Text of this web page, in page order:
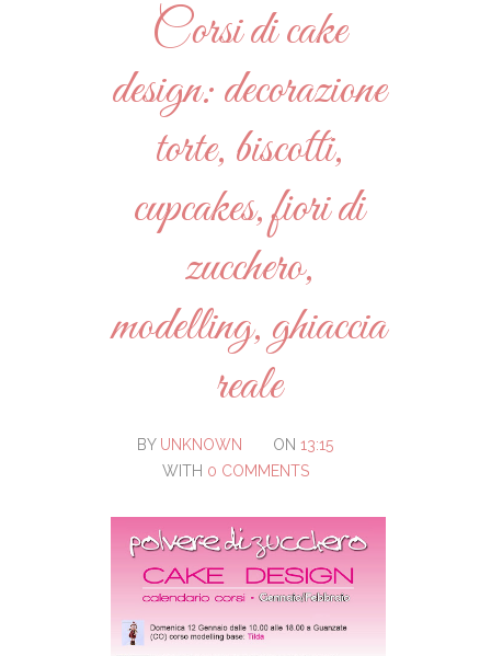
Corsi di cake
design: decorazione
torte, biscotti,
cupcakes, fiori di
zucchero,
modelling, ghiaccia
reale
BY UNKNOWN ON 13:15
WITH 0 COMMENTS